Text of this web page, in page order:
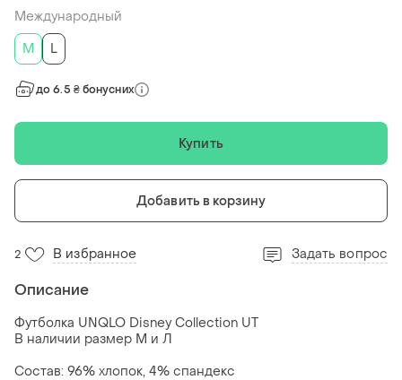
Международный
M
L
до 6.5 ₴ бонусних
Купить
Добавить в корзину
2 В избранное Задать вопрос
Описание
Футболка UNQLO Disney Collection UT
В наличии размер М и Л
Состав: 96% хлопок, 4% спандекс